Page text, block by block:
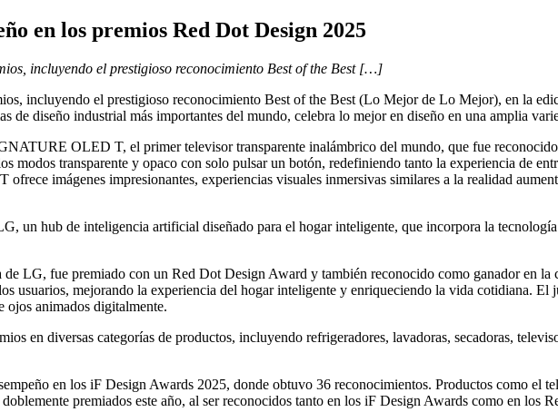
en los premios Red Dot Design 2025
incluyendo el prestigioso reconocimiento Best of the Best […]
incluyendo el prestigioso reconocimiento Best of the Best (Lo Mejor de Lo Mejor), en la
de diseño industrial más importantes del mundo, celebra lo mejor en diseño en una amplia
OLED T, el primer televisor transparente inalámbrico del mundo, que fue
modos transparente y opaco con solo pulsar un botón, redefiniendo tanto la experiencia de
imágenes impresionantes, experiencias visuales inmersivas similares a la realidad
un hub de inteligencia artificial diseñado para el hogar inteligente, que incorpora la
LG, fue premiado con un Red Dot Design Award y también reconocido como ganador en la
usuarios, mejorando la experiencia del hogar inteligente y enriqueciendo la vida cotidiana. El
ojos animados digitalmente.
en diversas categorías de productos, incluyendo refrigeradores, lavadoras, secadoras,
en los iF Design Awards 2025, donde obtuvo 36 reconocimientos. Productos como
premiados este año, al ser reconocidos tanto en los iF Design Awards como en los